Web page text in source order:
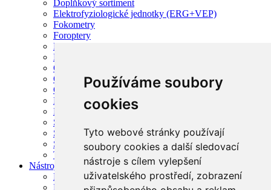
Používáme soubory
cookies
Tyto webové stránky používají
soubory cookies a další sledovací
nástroje s cílem vylepšení
uživatelského prostředí, zobrazení
Doplňkový sortiment
Elektrofyziologické jednotky (ERG+VEP)
Fokometry
Foroptery
Funduskamery
Lasery pro oftalmologii
OCT
Oftalmoskopy
Optotypy
Perimetry
Refrakční vyšetřovací jednotky
Šterbinové lampy
Stolky k přístrojům
Synoptofory
Tonometry
Nástroje
BVI
Rumex